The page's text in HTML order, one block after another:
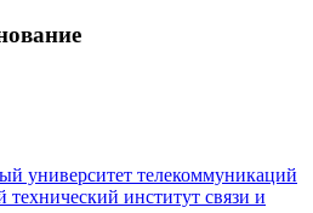
университет телекоммуникаций
институт связи и